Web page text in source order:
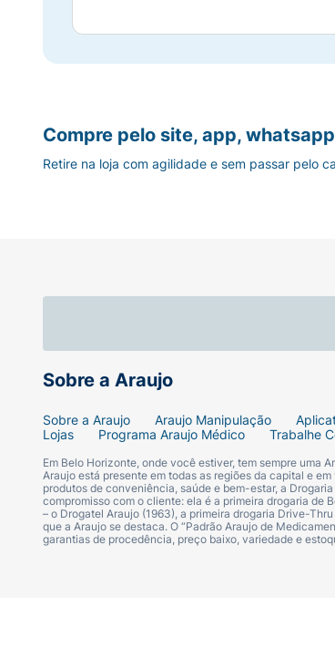
Liberdade sem Limites:Diga
Tamanho P: Proporciona a
Especificações do Produto:
Tamanho:P
Sobre a Araujo
Sobre a Araujo Araujo Manipulação
Lojas
Programa Araujo Médico Trabalhe
Em Belo Horizonte, onde você estiver, tem sempre uma
Araujo está presente em todas as regiões da capital e
produtos de conveniência, saúde e bem-estar, a
compromisso com o cliente: ela é a primeira drogaria de
– o Drogatel Araujo (1963), a primeira drogaria Drive-
que a Araujo se destaca. O “Padrão Araujo de
garantias de procedência, preço baixo, variedade e
Compre pelo site, app,
Retire na loja com agilidade e sem passar pelo